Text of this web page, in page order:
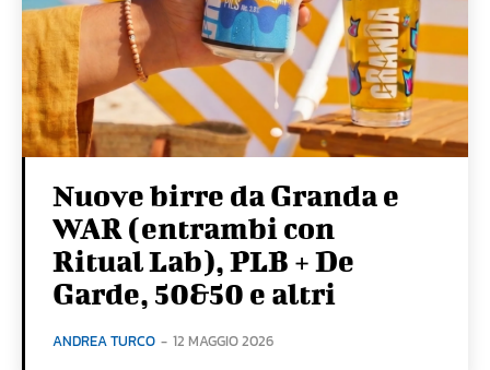
Nuove birre da Granda e
WAR (entrambi con
Ritual Lab), PLB + De
Garde, 50&50 e altri
ANDREA TURCO - 12 MAGGIO 2026